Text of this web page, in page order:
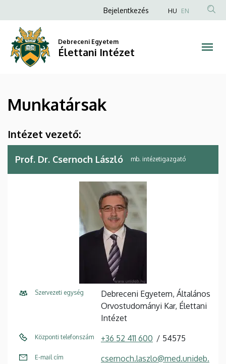
Élettani
Intézet
a
tartalomra
Anonim
fiók
menüje
Bejelentkezés HU EN
Debreceni Egyetem
Élettani Intézet
Munkatársak
Intézet vezető:
Prof. Dr. Csernoch László mb. intézetigazgató
Szervezeti egység
Debreceni Egyetem, Általános
Orvostudományi Kar, Élettani
Intézet
Központi telefonszám +36 52 411 600 54575
E-mail cím
csernoch.laszlo@med.unideb.